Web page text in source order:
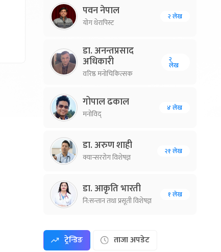
पवन नेपाल
योग थेरापिस्ट
२ लेख
डा. अनन्तप्रसाद
अधिकारी
वरिष्ठ मनोचिकित्सक
२
लेख
गोपाल ढकाल
मनोविद्
४ लेख
डा. अरुण शाही
क्यान्सररोग विशेषज्ञ
२१ लेख
डा. आकृति भारती
नि:सन्तान तथा प्रसूती विशेषज्ञ
१ लेख
ट्रेन्डिङ ताजा अपडेट